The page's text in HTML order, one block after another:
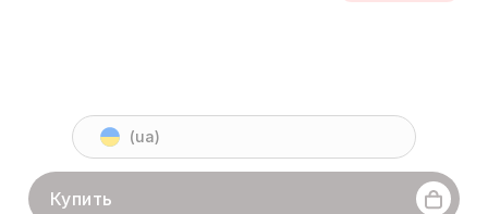
(ua)
Купить